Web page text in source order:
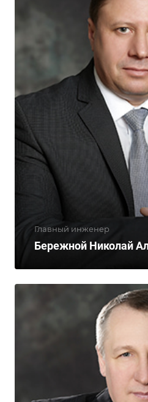
Главный инженер
Бережной Николай